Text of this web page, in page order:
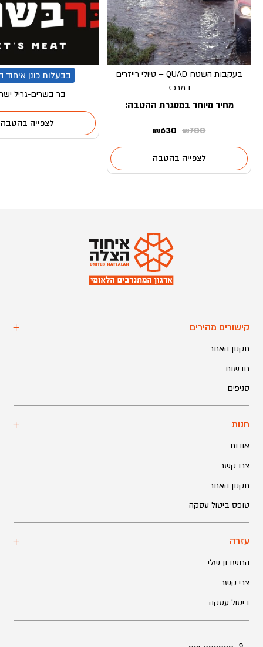
בעקבות השטח QUAD – טיולי רייזרים
במרכז
מחיר מיוחד במסגרת ההטבה:
₪700
המחיר
המקורי
היה:
₪630
המחיר
הנוכחי
הוא:לצפייה בהטבה
בבעלות כונן איחוד
בר בשרים-גריל
לצפייה בהטבה
קישורים מהירים
תקנון האתר
חדשות
סניפים
חנות
אודות
צרו קשר
תקנון האתר
טופס ביטול עסקה
עזרה
החשבון שלי
צרי קשר
ביטול עסקה